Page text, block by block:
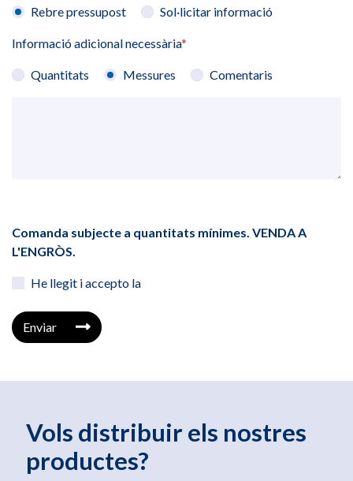
Rebre pressupost Sol·licitar informació
Informació adicional necessària*
Quantitats Messures Comentaris
Comanda subjecte a quantitats mínimes. VENDA A
L'ENGRÒS.
He llegit i accepto la
Enviar
Vols distribuir els nostres
productes?